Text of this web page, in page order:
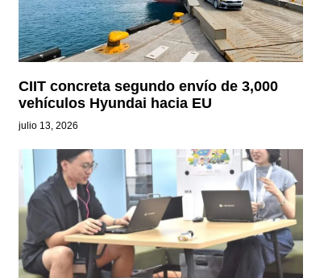
CIIT concreta segundo envío de 3,000
vehículos Hyundai hacia EU
julio 13, 2026